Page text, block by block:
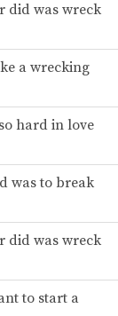
did was wreck
a wrecking
hard in love
was to break
did was wreck
to start a